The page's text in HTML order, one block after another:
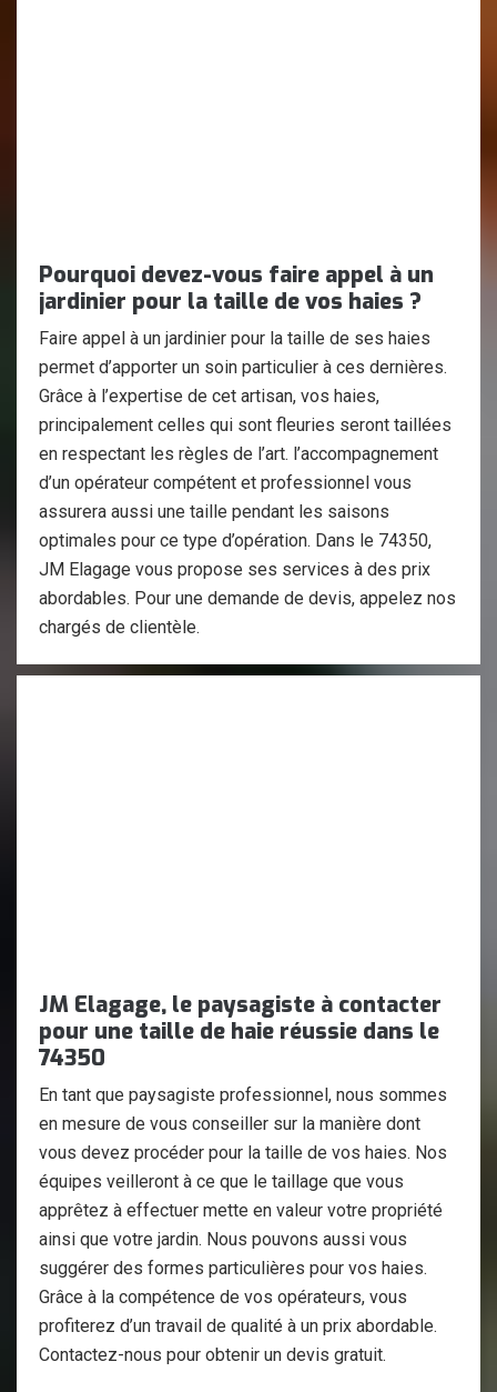
Pourquoi devez-vous faire appel à un
jardinier pour la taille de vos haies ?
Faire appel à un jardinier pour la taille de ses haies
permet d’apporter un soin particulier à ces dernières.
Grâce à l’expertise de cet artisan, vos haies,
principalement celles qui sont fleuries seront taillées
en respectant les règles de l’art. l’accompagnement
d’un opérateur compétent et professionnel vous
assurera aussi une taille pendant les saisons
optimales pour ce type d’opération. Dans le 74350,
JM Elagage vous propose ses services à des prix
abordables. Pour une demande de devis, appelez nos
chargés de clientèle.
JM Elagage, le paysagiste à contacter
pour une taille de haie réussie dans le
74350
En tant que paysagiste professionnel, nous sommes
en mesure de vous conseiller sur la manière dont
vous devez procéder pour la taille de vos haies. Nos
équipes veilleront à ce que le taillage que vous
apprêtez à effectuer mette en valeur votre propriété
ainsi que votre jardin. Nous pouvons aussi vous
suggérer des formes particulières pour vos haies.
Grâce à la compétence de vos opérateurs, vous
profiterez d’un travail de qualité à un prix abordable.
Contactez-nous pour obtenir un devis gratuit.